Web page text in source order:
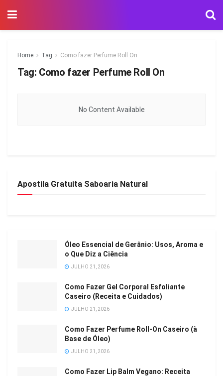
Home Tag Como fazer Perfume Roll On
Tag: Como fazer Perfume Roll On
No Content Available
Apostila Gratuita Saboaria Natural
Óleo Essencial de Gerânio: Usos, Aroma e
o Que Diz a Ciência
JULHO 21, 2026
Como Fazer Gel Corporal Esfoliante
Caseiro (Receita e Cuidados)
JULHO 21, 2026
Como Fazer Perfume Roll-On Caseiro (à
Base de Óleo)
JULHO 21, 2026
Como Fazer Lip Balm Vegano: Receita